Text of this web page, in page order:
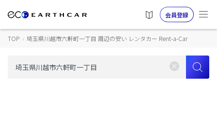
会員登録
TOP › 埼玉県川越市六軒町一丁目 周辺の安い レンタカー Rent-a-Car